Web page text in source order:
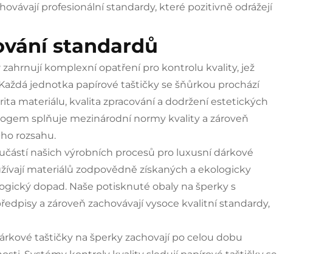
profesionální standardy, které pozitivně odrážejí
standardů
komplexní opatření pro kontrolu kvality, jež
jednotka papírové taštičky se šňůrkou prochází
materiálu, kvalita zpracování a dodržení estetických
splňuje mezinárodní normy kvality a zároveň
rozsahu.
našich výrobních procesů pro luxusní dárkové
materiálů zodpovědně získaných a ekologicky
dopad. Naše potisknuté obaly na šperky s
a zároveň zachovávají vysoce kvalitní standardy,
taštičky na šperky zachovají po celou dobu